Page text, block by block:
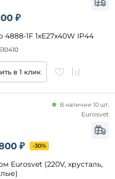
₽
1F 1xE27x40W IP44
в 1 клик
₽ -30%
Eurosvet (220V, хрусталь,
В наличии 10 шт.
Eurosvet